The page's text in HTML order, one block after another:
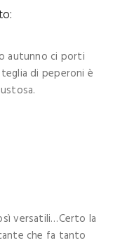
autunno ci porti
di peperoni è
versatili…Certo la
che fa tanto